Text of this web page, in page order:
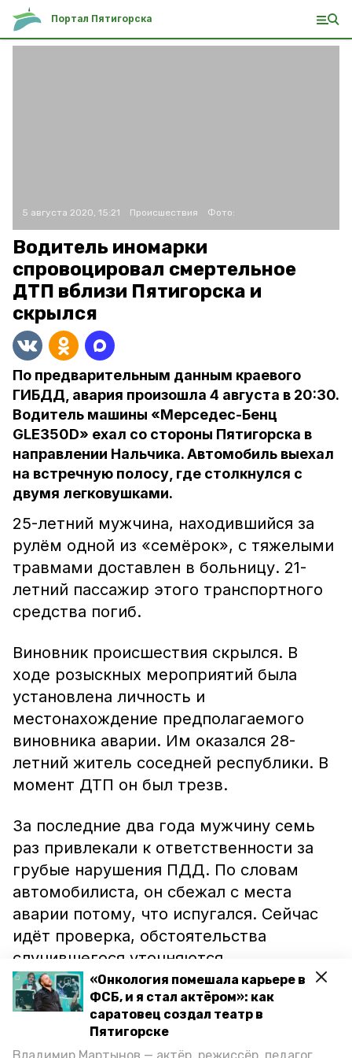
«Онкология помешала карьере в
ФСБ, и я стал актёром»: как
саратовец создал театр в
Пятигорске
Портал Пятигорска
5 августа 2020, 15:21 Происшествия Фото:
Водитель иномарки
спровоцировал смертельное
ДТП вблизи Пятигорска и
скрылся
По предварительным данным краевого
ГИБДД, авария произошла 4 августа в 20:30.
Водитель машины «Мерседес-Бенц
GLE350D» ехал со стороны Пятигорска в
направлении Нальчика. Автомобиль выехал
на встречную полосу, где столкнулся с
двумя легковушками.
25-летний мужчина, находившийся за
рулём одной из «семёрок», с тяжелыми
травмами доставлен в больницу. 21-
летний пассажир этого транспортного
средства погиб.
Виновник происшествия скрылся. В
ходе розыскных мероприятий была
установлена личность и
местонахождение предполагаемого
виновника аварии. Им оказался 28-
летний житель соседней республики. В
момент ДТП он был трезв.
За последние два года мужчину семь
раз привлекали к ответственности за
грубые нарушения ПДД. По словам
автомобилиста, он сбежал с места
аварии потому, что испугался. Сейчас
идёт проверка, обстоятельства
случившегося уточняются.
Напомним, ранее в Пятигорске
легковушкаврезаласьв столб. Кроме
того, жительница города